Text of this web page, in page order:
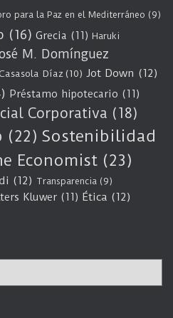
para la Paz en el Mediterráneo (9)
(16) Grecia (11) Haruki
M. Domínguez
Díaz(10) Jot Down (12)
Préstamo hipotecario (11)
Corporativa (18)
(22) Sostenibilidad
Economist (23)
(12) Transparencia (9)
Kluwer (11) Ética (12)